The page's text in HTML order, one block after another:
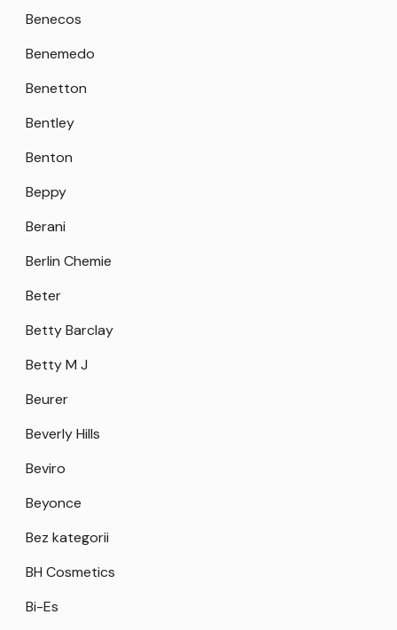
Benecos
Benemedo
Benetton
Bentley
Benton
Beppy
Berani
Berlin Chemie
Beter
Betty Barclay
Betty M J
Beurer
Beverly Hills
Beviro
Beyonce
Bez kategorii
BH Cosmetics
Bi-Es